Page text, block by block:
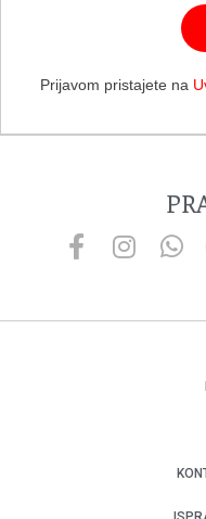
Prijavom pristajete na